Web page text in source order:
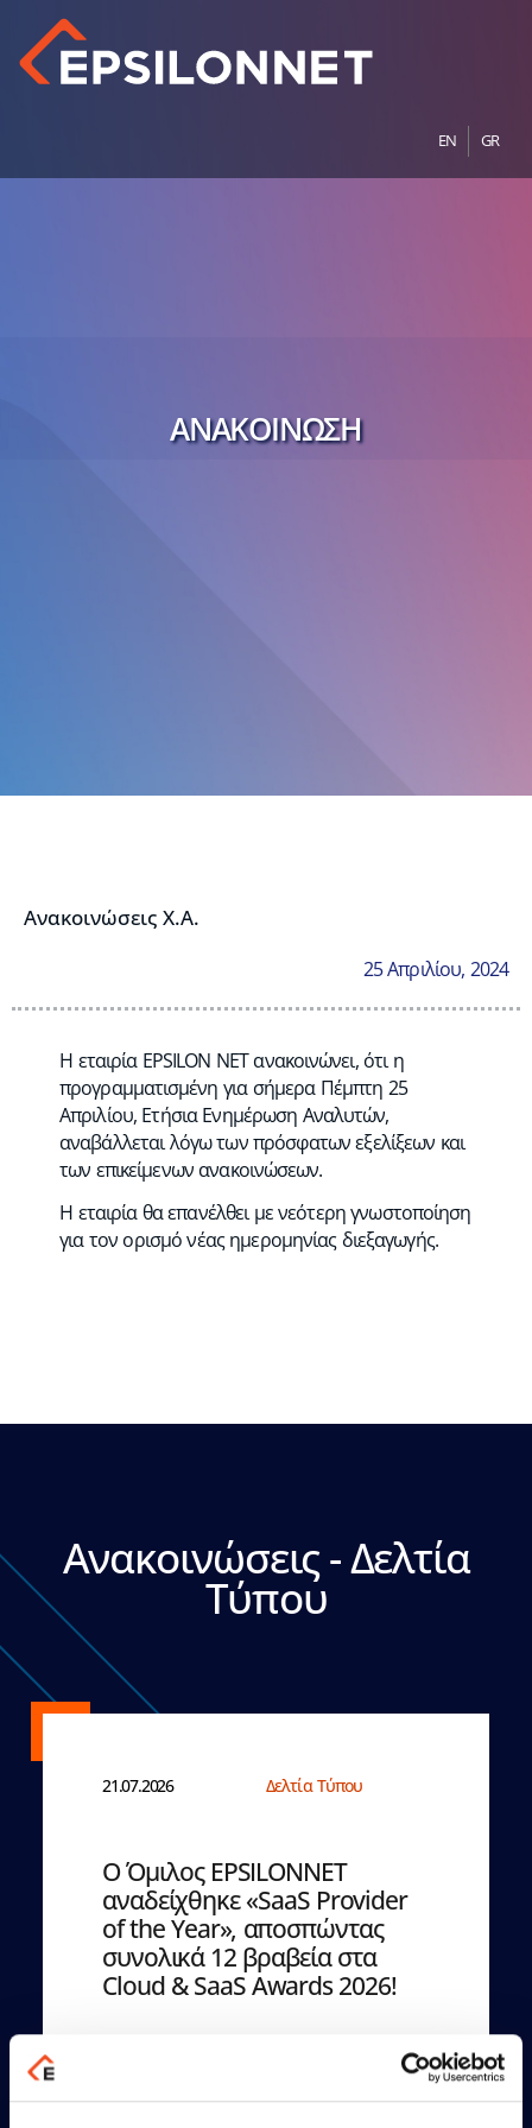
EN GR
ΑΝΑΚΟΙΝΩΣΗ
Ανακοινώσεις Χ.Α.
25 Απριλίου, 2024
Η εταιρία EPSILON NET ανακοινώνει, ότι η
προγραμματισμένη για σήμερα Πέμπτη 25
Απριλίου, Ετήσια Ενημέρωση Αναλυτών,
αναβάλλεται λόγω των πρόσφατων εξελίξεων και
των επικείμενων ανακοινώσεων.
Η εταιρία θα επανέλθει με νεότερη γνωστοποίηση
για τον ορισμό νέας ημερομηνίας διεξαγωγής.
Ανακοινώσεις - Δελτία
Τύπου
21.07.2026 Δελτία Τύπου
Ο Όμιλος EPSILONNET
αναδείχθηκε «SaaS Provider
of the Year», αποσπώντας
συνολικά 12 βραβεία στα
Cloud & SaaS Awards 2026!